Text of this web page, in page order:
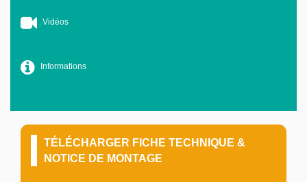
Vidéos
Informations
TÉLÉCHARGER FICHE TECHNIQUE &
NOTICE DE MONTAGE